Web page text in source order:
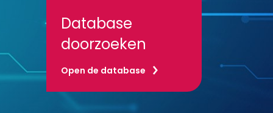
Database
doorzoeken
Open de database